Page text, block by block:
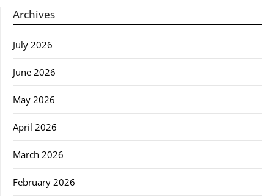
Archives
July 2026
June 2026
May 2026
April 2026
March 2026
February 2026